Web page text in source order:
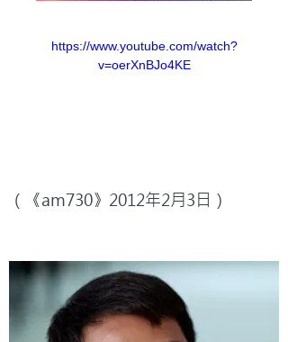
https://www.youtube.com/watch?
v=oerXnBJo4KE
（《am730》2012年2月3日）